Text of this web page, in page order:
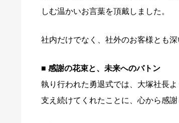
しむ温かいお言葉を頂戴しました。
社内だけでなく、社外のお客様とも
■ 感謝の花束と、未来へのバトン
執り行われた勇退式では、大塚社長
支え続けてくれたことに、心から感